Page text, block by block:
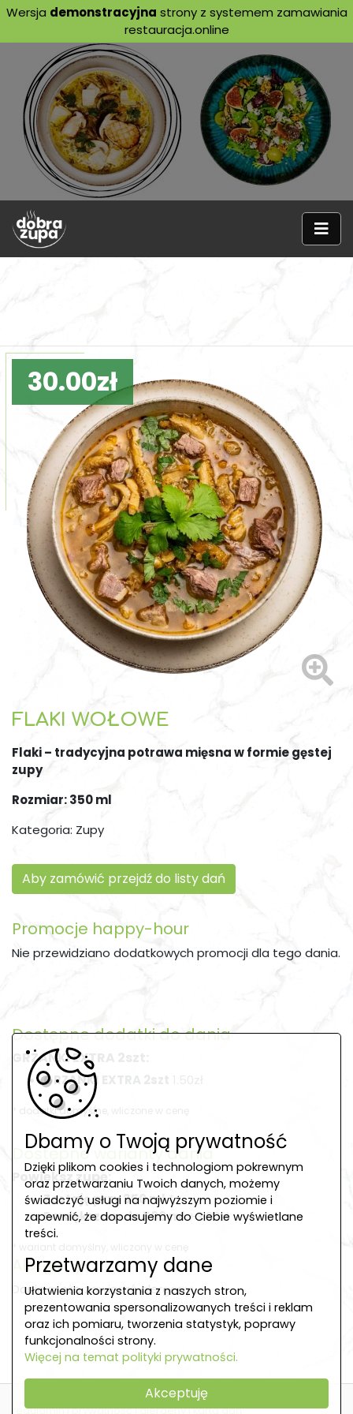
Wersja demonstracyjna strony z systemem zamawiania
restauracja.online
30.00zł
FLAKI WOŁOWE
Flaki – tradycyjna potrawa mięsna w formie gęstej
zupy
Rozmiar: 350 ml
Kategoria: Zupy
Aby zamówić przejdź do listy dań
Promocje happy-hour
Nie przewidziano dodatkowych promocji dla tego dania.
Dostępne dodatki do dania
GRZANKI EXTRA 2szt:
GRZANKI EXTRA 2szt
* dodatki domyślne, wliczone w cenę
Dostępne warianty dania
Powiększ zupę:
Zostaję przy 350 ml*
Powiększam do 500 ml+3.00zł
Alergeny
Danie może zawierać alergeny: --
regulamin|prywatność|alergeny|karta dań
Dbamy o Twoją prywatność
Dzięki plikom cookies i technologiom pokrewnym
oraz przetwarzaniu Twoich danych, możemy
świadczyć usługi na najwyższym poziomie i
zapewnić, że dopasujemy do Ciebie wyświetlane
treści.
Przetwarzamy dane
Ułatwienia korzystania z naszych stron,
prezentowania spersonalizowanych treści i reklam
oraz ich pomiaru, tworzenia statystyk, poprawy
funkcjonalności strony.
Więcej na temat polityki prywatności.
Akceptuję